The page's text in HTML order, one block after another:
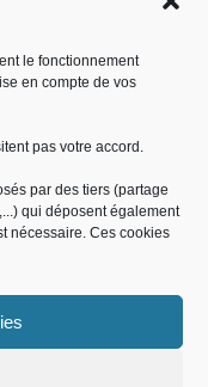
le fonctionnement
en compte de vos
pas votre accord.
par des tiers (partage
qui déposent également
nécessaire. Ces cookies